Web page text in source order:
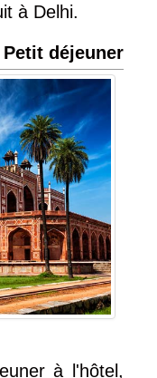
à Delhi.
déjeuner
à l'hôtel,